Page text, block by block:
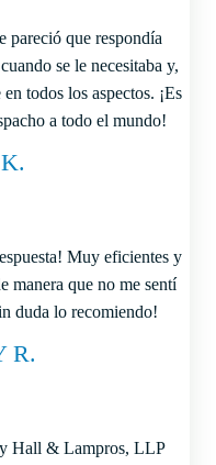
pareció que respondía
se le necesitaba y,
todos los aspectos. ¡Es
a todo el mundo!
Muy eficientes y
manera que no me sentí
duda lo recomiendo!
R.
y Hall & Lampros, LLP